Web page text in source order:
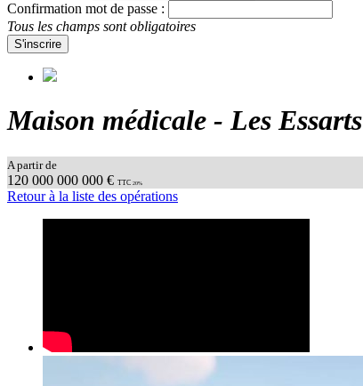
Confirmation mot de passe :
Tous les champs sont obligatoires
S'inscrire
Maison médicale - Les Essarts
A partir de
120 000 000 000 € TTC 20%
Retour à la liste des opérations